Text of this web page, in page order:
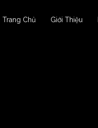
Trang Chủ Giới Thiệu